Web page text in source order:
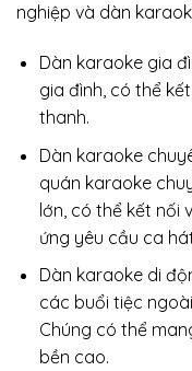
nghiệp và dàn
Dàn karaoke gia
gia đình, có thể
thanh.
Dàn karaoke
quán karaoke
lớn, có thể kết nối
ứng yêu cầu ca
Dàn karaoke di
các buổi tiệc
Chúng có thể
bền cao.